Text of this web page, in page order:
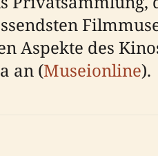
Aspekte des
an (Museionline).